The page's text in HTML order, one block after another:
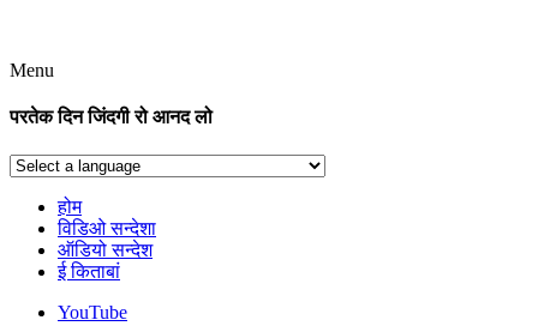
Menu
परतेक दिन जिंदगी रो आनद लो
होम
विडिओ सन्देशा
ऑडियो सन्देश
ई किताबां
YouTube